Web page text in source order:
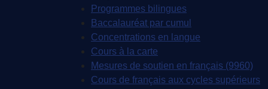
Programmes bilingues
Baccalauréat par cumul
Concentrations en langue
Cours à la carte
Mesures de soutien en français (9960)
Cours de français aux cycles supérieurs